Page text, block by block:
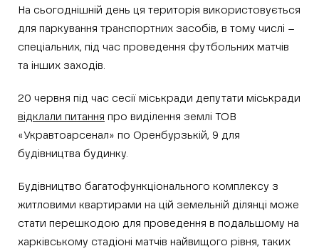
На сьогоднішній день ця територія використовується
для паркування транспортних засобів, в тому числі –
спеціальних, під час проведення футбольних матчів
та інших заходів.
20 червня під час сесії міськради депутати міськради
відклали питання про виділення землі ТОВ
«Укравтоарсенал» по Оренбурзькій, 9 для
будівництва будинку.
Будівництво багатофункціонального комплексу з
житловими квартирами на цій земельній ділянці може
стати перешкодою для проведення в подальшому на
харківському стадіоні матчів найвищого рівня, таких